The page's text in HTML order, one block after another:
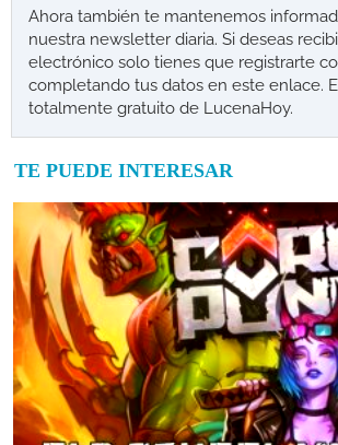
Ahora también te mantenemos
nuestra newsletter diaria. Si deseas
electrónico solo tienes que registrarte
completando tus datos en este enlace.
totalmente gratuito de LucenaHoy.
TE PUEDE INTERESAR